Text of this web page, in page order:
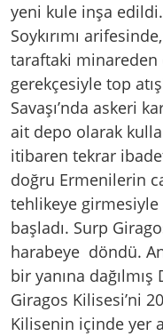
yeni kule inşa
Soykırımı
taraftaki minareden
gerekçesiyle top
Savaşı’nda askeri
ait depo olarak
itibaren tekrar
doğru Ermenilerin
tehlikeye
başladı. Surp
harabeye döndü.
bir yanına
Giragos Kilisesi’ni
Kilisenin içinde yer